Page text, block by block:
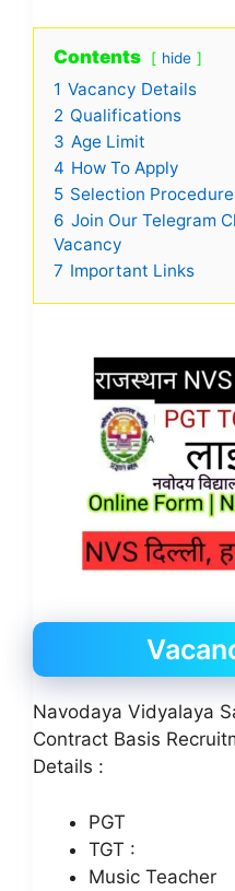
Contents hide
1 Vacancy Details
2 Qualifications
3 Age Limit
4 How To Apply
5 Selection
6 Join Our Telegram
Vacancy
7 Important Links
Navodaya Vidyalaya
Contract Basis
Details :
PGT
TGT :
Music Teacher